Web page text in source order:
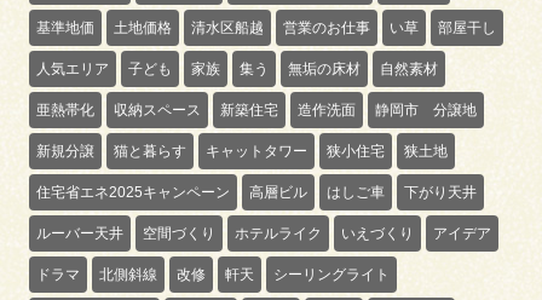
基準地価 土地価格 清水区船越 営業のお仕事 い草 部屋干し
人気エリア 子ども 家族 集う 無垢の床材 自然素材
亜熱帯化 収納スペース 新築住宅 造作洗面 静岡市 分譲地
新規分譲 猫と暮らす キャットタワー 狭小住宅 狭土地
住宅省エネ2025キャンペーン 高層ビル はしご車 下がり天井
ルーバー天井 空間づくり ホテルライク いえづくり アイデア
ドラマ 北側斜線 改修 軒天 シーリングライト